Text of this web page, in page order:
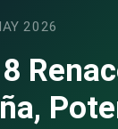
2026